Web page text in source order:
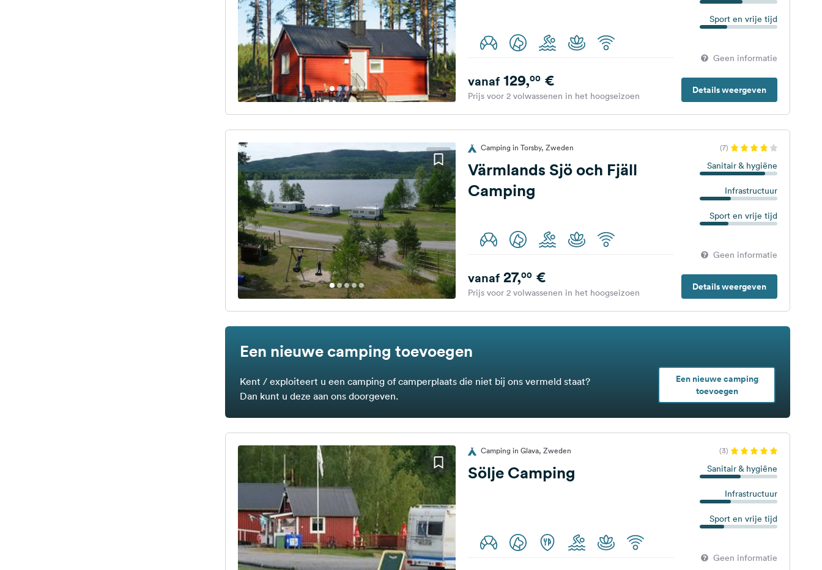
Sport en vrije tijd
Geen informatie
Details weergeven
vanaf129,00€
Prijs voor 2 volwassenen in het hoogseizoen
Camping in Torsby, Zweden (7)
Värmlands Sjö och Fjäll
Camping
Sanitair & hygiëne
Infrastructuur
Sport en vrije tijd
Geen informatie
Details weergeven
vanaf27,00€
Prijs voor 2 volwassenen in het hoogseizoen
Een nieuwe camping toevoegen
Kent / exploiteert u een camping of camperplaats die niet bij ons vermeld staat?
Dan kunt u deze aan ons doorgeven.
Een nieuwe camping
toevoegen
Camping in Glava, Zweden (3)
Sölje Camping Sanitair & hygiëne
Infrastructuur
Sport en vrije tijd
Geen informatie